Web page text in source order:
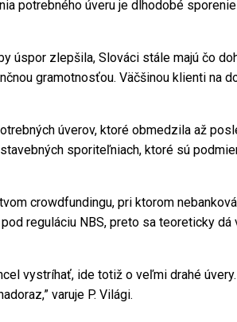
potrebného úveru je dlhodobé
úspor zlepšila, Slováci stále majú čo
gramotnosťou. Väčšinou klienti na
úverov, ktoré obmedzila až
sporiteľniach, ktoré sú
crowdfundingu, pri ktorom
reguláciu NBS, preto sa teoreticky
vystríhať, ide totiž o veľmi drahé
varuje P. Világi.